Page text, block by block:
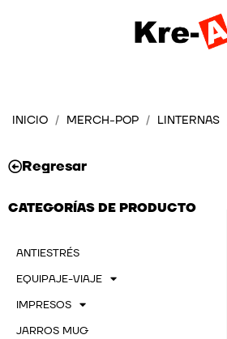
INICIO / MERCH-POP / LINTERNAS
Regresar
CATEGORÍAS DE PRODUCTO
ANTIESTRÉS
EQUIPAJE-VIAJE
IMPRESOS
JARROS MUG